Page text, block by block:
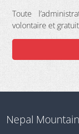
Toute
volontaire et
Nepal